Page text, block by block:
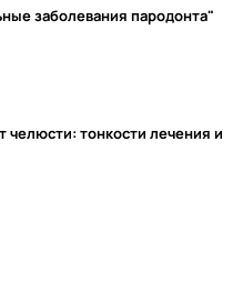
заболевания пародонта"
челюсти: тонкости лечения и